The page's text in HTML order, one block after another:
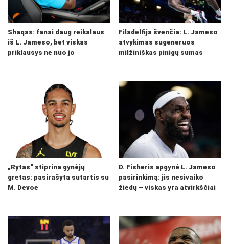
Shaqas: fanai daug reikalaus
iš L. Jameso, bet viskas
priklausys ne nuo jo
Filadelfija švenčia: L. Jameso
atvykimas sugeneruos
milžiniškas pinigų sumas
„Rytas“ stiprina gynėjų
gretas: pasirašyta sutartis su
M. Devoe
D. Fisheris apgynė L. Jameso
pasirinkimą: jis nesivaiko
žiedų – viskas yra atvirkščiai